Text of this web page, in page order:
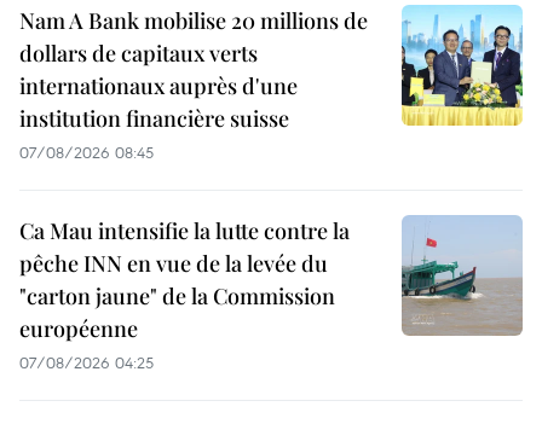
Nam A Bank mobilise 20 millions de
dollars de capitaux verts
internationaux auprès d'une
institution financière suisse
07/08/2026 08:45
Ca Mau intensifie la lutte contre la
pêche INN en vue de la levée du
"carton jaune" de la Commission
européenne
07/08/2026 04:25